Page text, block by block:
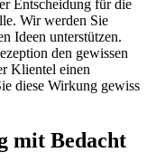
Entscheidung für die
Wir werden Sie
Ideen unterstützen.
den gewissen
Klientel einen
diese Wirkung gewiss
mit Bedacht